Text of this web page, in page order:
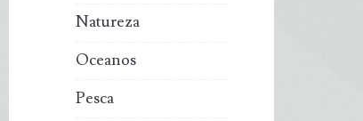
Natureza
Oceanos
Pesca